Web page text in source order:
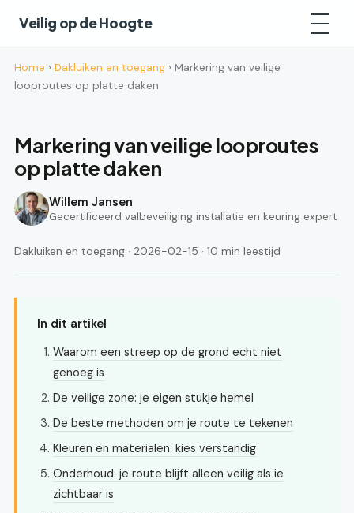
Veilig op de Hoogte
Home › Dakluiken en toegang › Markering van veilige
looproutes op platte daken
Markering van veilige looproutes
op platte daken
Willem Jansen
Gecertificeerd valbeveiliging installatie en keuring expert
Dakluiken en toegang · 2026-02-15 · 10 min leestijd
In dit artikel
Waarom een streep op de grond echt niet
genoeg is
De veilige zone: je eigen stukje hemel
De beste methoden om je route te tekenen
Kleuren en materialen: kies verstandig
Onderhoud: je route blijft alleen veilig als ie
zichtbaar is